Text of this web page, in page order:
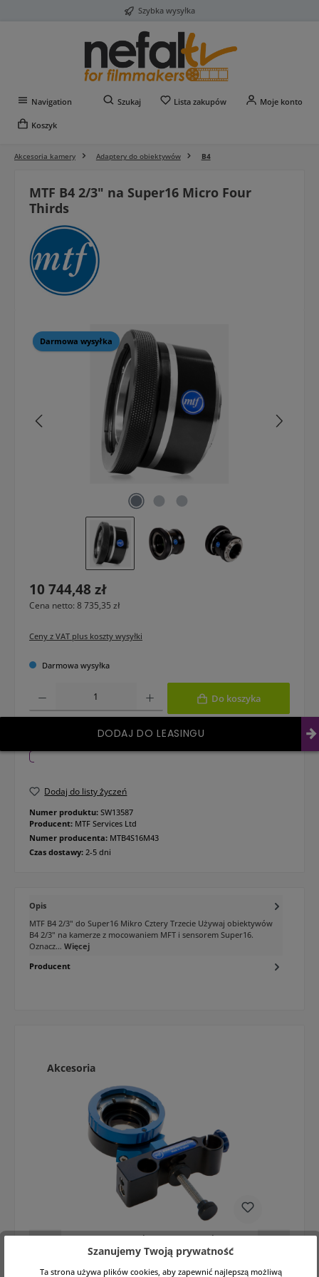
Szybka wysyłka
Navigation Szukaj Lista zakupówMasz 0 przedmioty na
Moje konto
Koszyk
Akcesoria kamery Adaptery do obiektywów B4
MTF B4 2/3" na Super16 Micro Four
Thirds
Darmowa wysyłka
Cena regularna:
10 744,48 zł
Cena netto: 8 735,35 zł
Ceny z VAT plus koszty wysyłki
Darmowa wysyłka
Do koszyka
DODAJ DO LEASINGU
Dodaj do listy życzeń
Numer produktu: SW13587
Producent: MTF Services Ltd
Numer producenta: MTB4S16M43
Czas dostawy: 2-5 dni
Opis
MTF B4 2/3" do Super16 Mikro Cztery Trzecie Używaj obiektywów
B4 2/3" na kamerze z mocowaniem MFT i sensorem Super16.
Oznacz… Więcej
Producent
Pomiń galerię produktów
Akcesoria
MTF B4 2/3" do Canon EF adapter
Szanujemy Twoją prywatność
Ta strona używa plików cookies, aby zapewnić najlepszą możliwą